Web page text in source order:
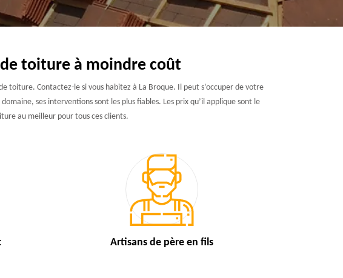
toiture à moindre coût
toiture. Contactez-le si vous habitez à La Broque. Il peut s’occuper de votre
ses interventions sont les plus fiables. Les prix qu’il applique sont le
au meilleur pour tous ces clients.
Artisans de père en fils